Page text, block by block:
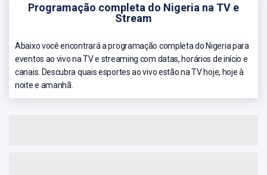
Programação completa do Nigeria na TV e
Stream
Abaixo você encontrará a programação completa do Nigeria para
eventos ao vivo na TV e streaming com datas, horários de início e
canais. Descubra quais esportes ao vivo estão na TV hoje, hoje à
noite e amanhã.